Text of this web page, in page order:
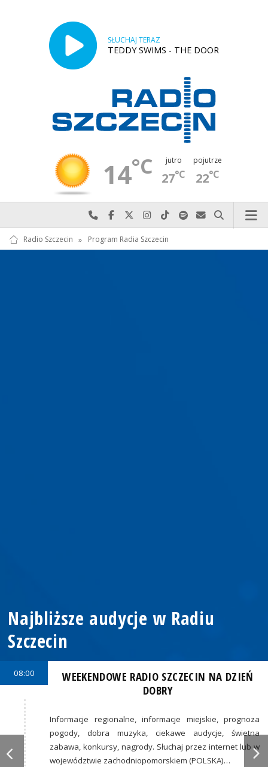
SŁUCHAJ TERAZ
TEDDY SWIMS - THE DOOR
14°C jutro
27°C
pojutrze
22°C
Najlepiej po prostu do nas zadzwoń
Odwiedź nas na Facebook-u
Odwiedź nas na X
Odwiedź nas na Instagram-ie
Odwiedź nas na TikTok-u
Szukaj nas na Spotify
Wyślij do nas
Szukaj
Radio Szczecin » Program Radia Szczecin
Najbliższe audycje w Radiu
Szczecin
08:00
WEEKENDOWE RADIO SZCZECIN NA DZIEŃ
DOBRY
Informacje regionalne, informacje miejskie, prognoza
pogody, dobra muzyka, ciekawe audycje, świetna
zabawa, konkursy, nagrody. Słuchaj przez internet lub w
województwie zachodniopomorskiem (POLSKA)…